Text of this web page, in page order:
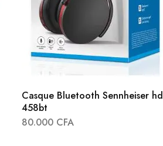
Casque Bluetooth Sennheiser hd
458bt
80.000 CFA